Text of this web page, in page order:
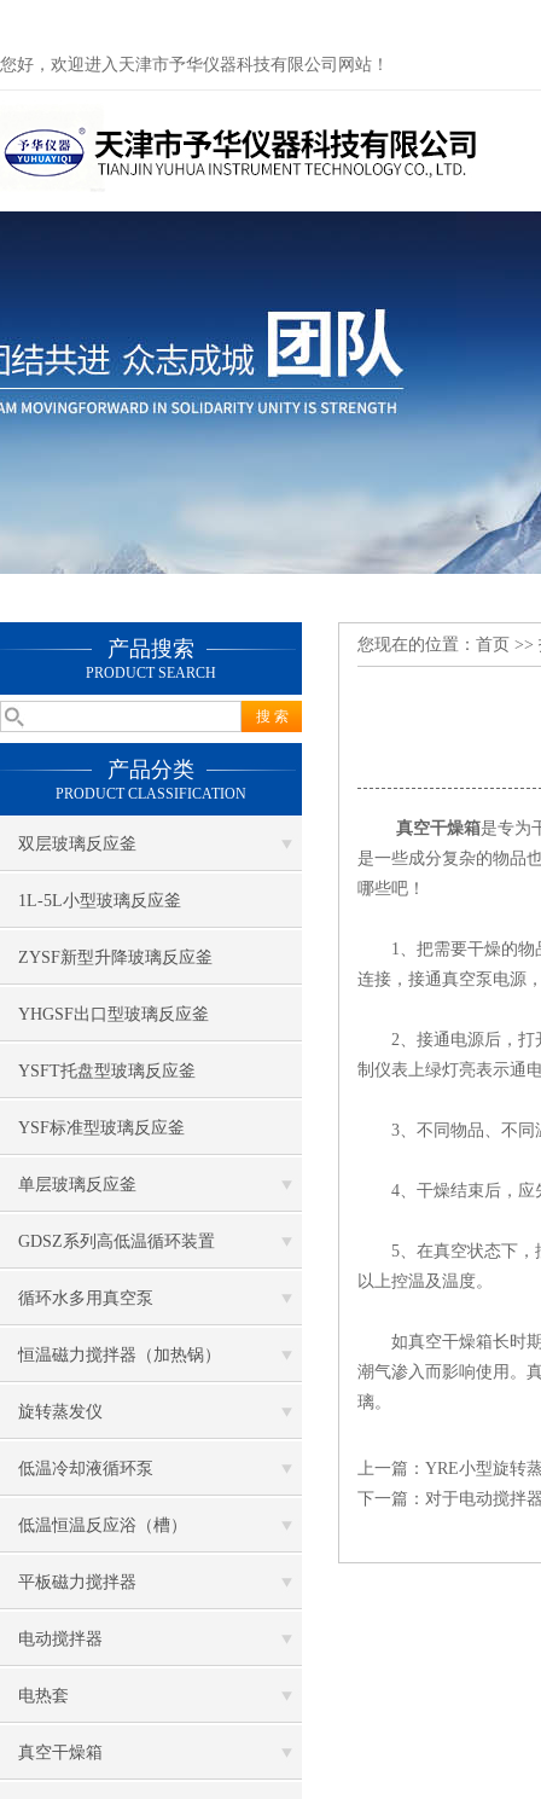
您好，欢迎进入天津市予华仪器科技有限公司网站！
产品搜索
PRODUCT SEARCH
产品分类
PRODUCT CLASSIFICATION
双层玻璃反应釜
1L-5L小型玻璃反应釜
ZYSF新型升降玻璃反应釜
YHGSF出口型玻璃反应釜
YSFT托盘型玻璃反应釜
YSF标准型玻璃反应釜
单层玻璃反应釜
GDSZ系列高低温循环装置
循环水多用真空泵
恒温磁力搅拌器（加热锅）
旋转蒸发仪
低温冷却液循环泵
低温恒温反应浴（槽）
平板磁力搅拌器
电动搅拌器
电热套
真空干燥箱
您现在的位置： 首页 >>
真空干燥箱是专为
是一些成分复杂的物品
哪些吧！
1、把需要干燥的物品
连接，接通真空泵电源
2、接通电源后，打开
制仪表上绿灯亮表示通
3、不同物品、不同温
4、干燥结束后，应先
5、在真空状态下，控
以上控温及温度。
如真空干燥箱长时期
潮气渗入而影响使用。
璃。
上一篇： YRE小型旋转
下一篇： 对于电动搅拌